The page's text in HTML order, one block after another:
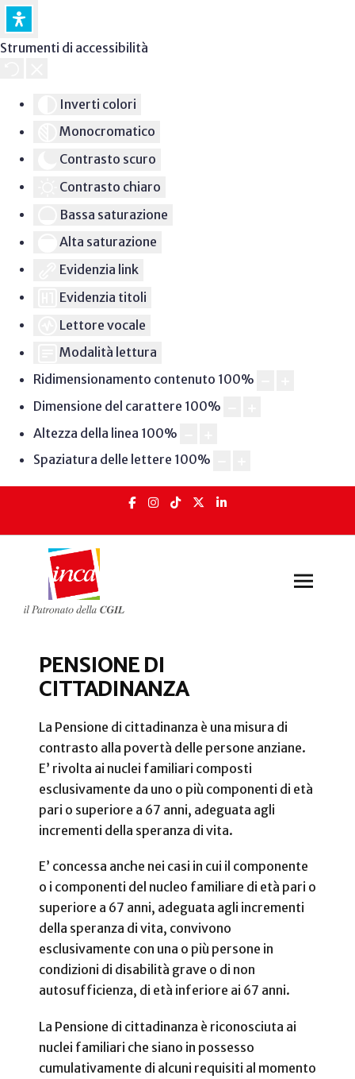
Strumenti di accessibilità
Inverti colori
Monocromatico
Contrasto scuro
Contrasto chiaro
Bassa saturazione
Alta saturazione
Evidenzia link
Evidenzia titoli
Lettore vocale
Modalità lettura
Ridimensionamento contenuto 100%
Dimensione del carattere 100%
Altezza della linea 100%
Spaziatura delle lettere 100%
PENSIONE DI
CITTADINANZA
La Pensione di cittadinanza è una misura di
contrasto alla povertà delle persone anziane.
E’ rivolta ai nuclei familiari composti
esclusivamente da uno o più componenti di età
pari o superiore a 67 anni, adeguata agli
incrementi della speranza di vita.
E’ concessa anche nei casi in cui il componente
o i componenti del nucleo familiare di età pari o
superiore a 67 anni, adeguata agli incrementi
della speranza di vita, convivono
esclusivamente con una o più persone in
condizioni di disabilità grave o di non
autosufficienza, di età inferiore ai 67 anni.
La Pensione di cittadinanza è riconosciuta ai
nuclei familiari che siano in possesso
cumulativamente di alcuni requisiti al momento